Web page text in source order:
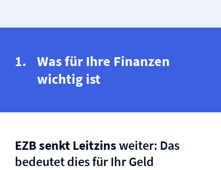
Was für Ihre Finanzen
wichtig ist
EZB senkt Leitzinsweiter: Das
bedeutet dies für Ihr Geld